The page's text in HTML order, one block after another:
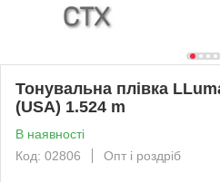
Тонувальна плівка
(USA) 1.524 m
В наявності
Код: 02806
Опт і роздріб